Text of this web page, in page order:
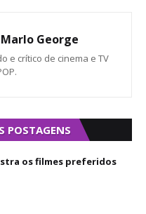
Marlo George
e crítico de cinema e TV
POSTAGENS
os filmes preferidos